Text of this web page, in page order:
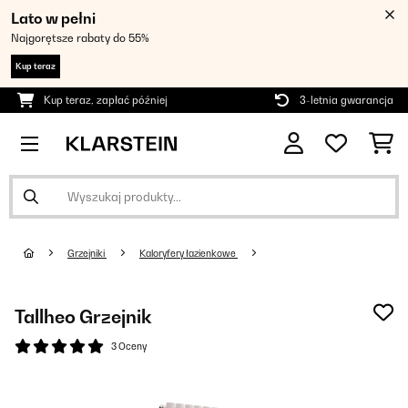
Lato w pełni
Najgorętsze rabaty do 55%
Kup teraz
Kup teraz, zapłać później 3-letnia gwarancja
Grzejniki Kaloryfery łazienkowe
Tallheo Grzejnik
3 Oceny